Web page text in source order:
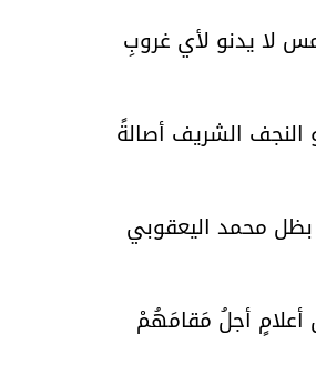
لا يدنو لأي غروبِ
الشريف أصالةً
محمد اليعقوبي
أعلامٍ أجلُ مَقامَهُمْ